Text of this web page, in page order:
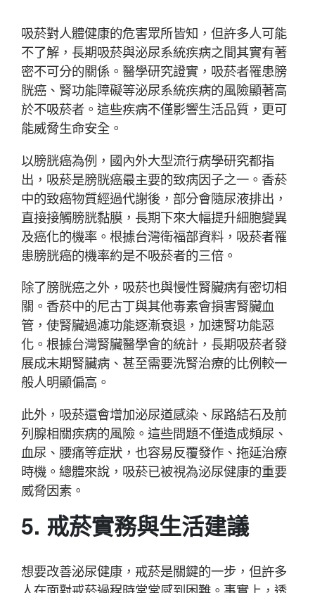
吸菸對人體健康的危害眾所皆知，但許多人可能
不了解，長期吸菸與泌尿系統疾病之間其實有著
密不可分的關係。醫學研究證實，吸菸者罹患膀
胱癌、腎功能障礙等泌尿系統疾病的風險顯著高
於不吸菸者。這些疾病不僅影響生活品質，更可
能威脅生命安全。
以膀胱癌為例，國內外大型流行病學研究都指
出，吸菸是膀胱癌最主要的致病因子之一。香菸
中的致癌物質經過代謝後，部分會隨尿液排出，
直接接觸膀胱黏膜，長期下來大幅提升細胞變異
及癌化的機率。根據台灣衛福部資料，吸菸者罹
患膀胱癌的機率約是不吸菸者的三倍。
除了膀胱癌之外，吸菸也與慢性腎臟病有密切相
關。香菸中的尼古丁與其他毒素會損害腎臟血
管，使腎臟過濾功能逐漸衰退，加速腎功能惡
化。根據台灣腎臟醫學會的統計，長期吸菸者發
展成末期腎臟病、甚至需要洗腎治療的比例較一
般人明顯偏高。
此外，吸菸還會增加泌尿道感染、尿路結石及前
列腺相關疾病的風險。這些問題不僅造成頻尿、
血尿、腰痛等症狀，也容易反覆發作、拖延治療
時機。總體來說，吸菸已被視為泌尿健康的重要
威脅因素。
5. 戒菸實務與生活建議
想要改善泌尿健康，戒菸是關鍵的一步，但許多